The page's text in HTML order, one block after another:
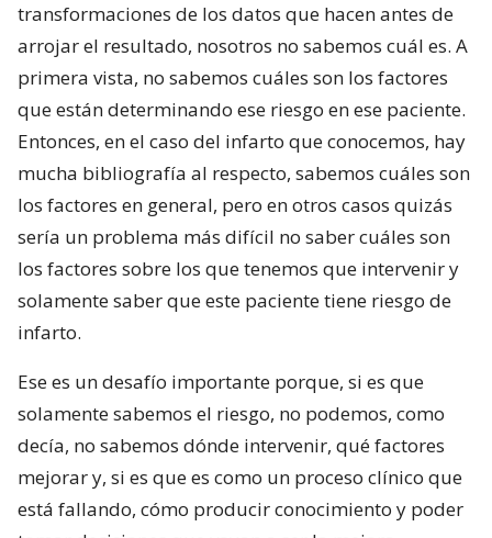
transformaciones de los datos que hacen antes de
arrojar el resultado, nosotros no sabemos cuál es. A
primera vista, no sabemos cuáles son los factores
que están determinando ese riesgo en ese paciente.
Entonces, en el caso del infarto que conocemos, hay
mucha bibliografía al respecto, sabemos cuáles son
los factores en general, pero en otros casos quizás
sería un problema más difícil no saber cuáles son
los factores sobre los que tenemos que intervenir y
solamente saber que este paciente tiene riesgo de
infarto.
Ese es un desafío importante porque, si es que
solamente sabemos el riesgo, no podemos, como
decía, no sabemos dónde intervenir, qué factores
mejorar y, si es que es como un proceso clínico que
está fallando, cómo producir conocimiento y poder